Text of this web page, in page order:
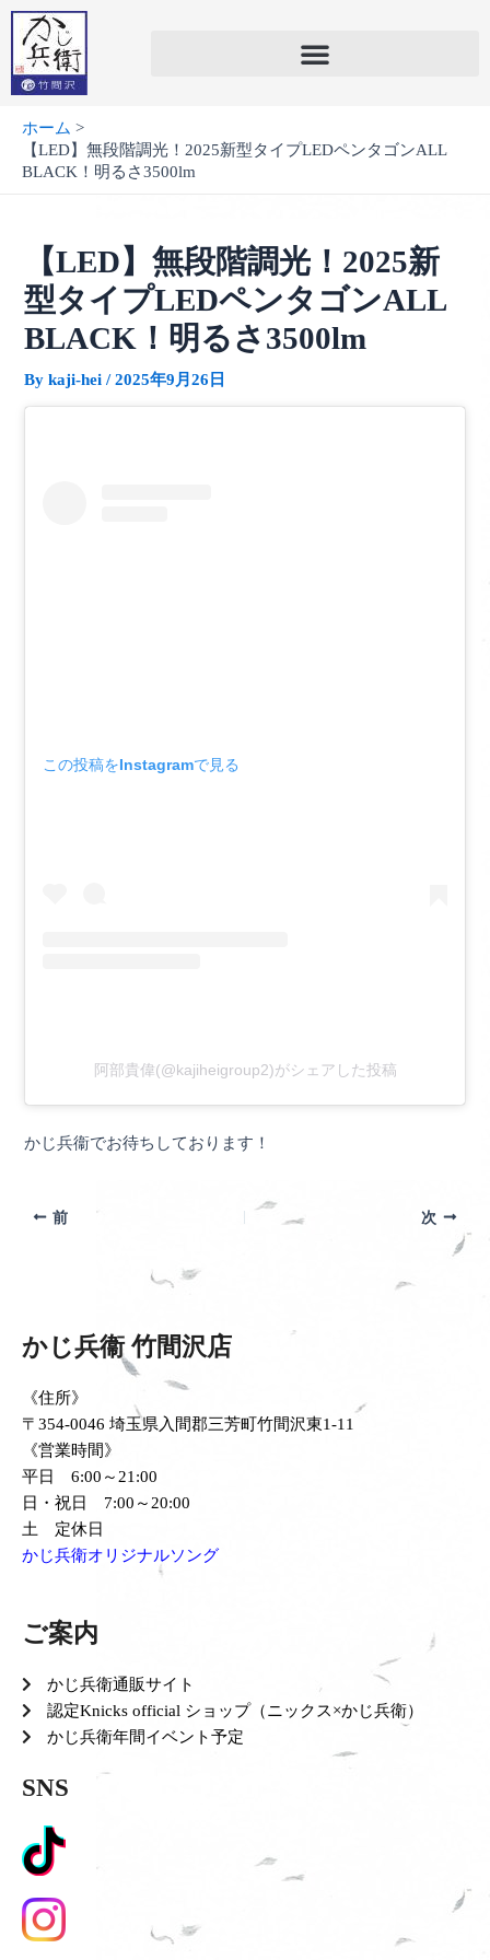
内
を
ホーム
【LED】無段階調光！2025新型タイプLEDペンタゴンALL
BLACK！明るさ3500lm
【LED】無段階調光！2025新
型タイプLEDペンタゴンALL
BLACK！明るさ3500lm
Bykaji-hei/2025年9月26日
この投稿をInstagramで見る
阿部貴偉(@kajiheigroup2)がシェアした投稿
かじ兵衞でお待ちしております！
前 次
かじ兵衞 竹間沢店
《住所》
〒354-0046 埼玉県入間郡三芳町竹間沢東1-11
《営業時間》
平日 6:00～21:00
日・祝日 7:00～20:00
土 定休日
かじ兵衛オリジナルソング
ご案内
かじ兵衛通販サイト
認定Knicks official ショップ（ニックス×かじ兵衛）
かじ兵衛年間イベント予定
SNS